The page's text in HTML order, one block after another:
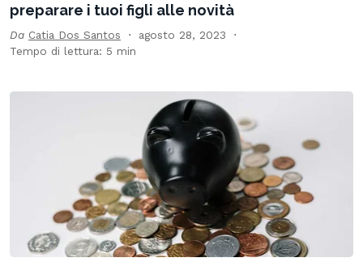
preparare i tuoi figli alle novità
Da Catia Dos Santos
agosto 28, 2023
Tempo di lettura: 5 min